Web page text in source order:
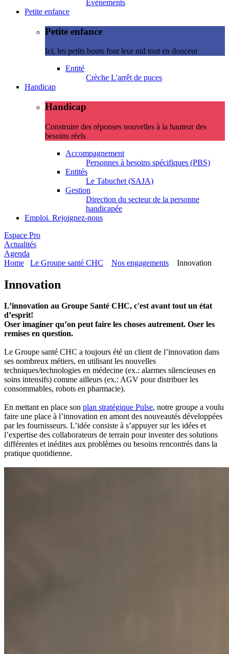
Evénements
Petite enfance
Petite enfance
Ici, les petits bouts font leur nid tout en douceur
Entité
Crèche L'arrêt de puces
Handicap
Handicap
Construire des réponses nouvelles à la hauteur des
besoins réels
Accompagnement
Personnes à besoins spécifiques (PBS)
Entités
Le Tabuchet (SAJA)
Gestion
Direction du secteur de la personne
handicapée
Emploi. Rejoignez-nous
Espace Pro
Actualités
Agenda
Home
Le Groupe santé CHC Nos engagements Innovation
Innovation
L’innovation au Groupe Santé CHC, c'est avant tout un état
d’esprit!
Oser imaginer qu’on peut faire les choses autrement. Oser les
remises en question.
Le Groupe santé CHC a toujours été un client de l’innovation dans
ses nombreux métiers, en utilisant les nouvelles
techniques/technologies en médecine (ex.: alarmes silencieuses en
soins intensifs) comme ailleurs (ex.: AGV pour distribuer les
consommables, robots en pharmacie).
En mettant en place son plan stratégique Pulse, notre groupe a voulu
faire une place à l’innovation en amont des nouveautés développées
par les fournisseurs. L’idée consiste à s’appuyer sur les idées et
l’expertise des collaborateurs de terrain pour inventer des solutions
différentes et inédites aux problèmes ou besoins rencontrés dans la
pratique quotidienne.